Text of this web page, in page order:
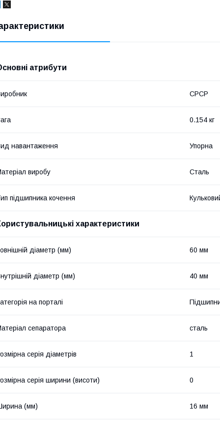
атрибути
СРСР
0.154 кг
навантаження Упорна
виробу Сталь
підшипника кочення
характеристики
діаметр (мм) 60 мм
діаметр (мм) 40 мм
на порталі
сепаратора сталь
серія діаметрів 1
серія ширини (висоти) 0
(мм) 16 мм